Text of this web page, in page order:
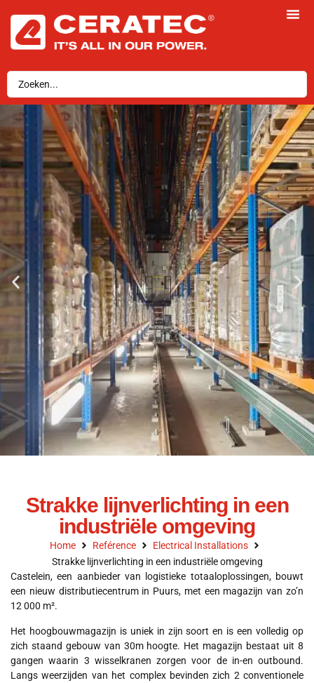
Strakke lijnverlichting in een
industriële omgeving
Home Reférence
Electrical Installations
Strakke lijnverlichting in een industriële omgeving
Castelein, een aanbieder van logistieke totaaloplossingen, bouwt
een nieuw distributiecentrum in Puurs, met een magazijn van zo’n
12 000 m².
Het hoogbouwmagazijn is uniek in zijn soort en is een volledig op
zich staand gebouw van 30m hoogte. Het magazijn bestaat uit 8
gangen waarin 3 wisselkranen zorgen voor de in-en outbound.
Langs weerzijden van het complex bevinden zich 2 conventionele